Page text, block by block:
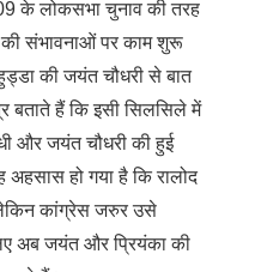
के लोकसभा चुनाव की तरह
संभावनाओं पर काम शुरू
की जयंत चौधरी से बात
बताते हैं कि इसी सिलसिले में
और जयंत चौधरी की हुई
हो गया है कि रालोद
कांग्रेस जरुर उसे
अब जयंत और प्रियंका की